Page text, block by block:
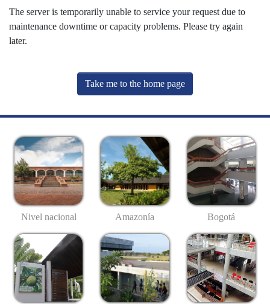
The server is temporarily unable to service your request due to
maintenance downtime or capacity problems. Please try again
later.
Take me to the home page
Nivel nacional Amazonía Bogotá